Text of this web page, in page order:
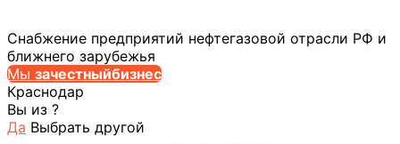
Снабжение предприятий нефтегазовой отрасли РФ и
ближнего зарубежья
Мы зачестныйбизнес
Краснодар
Вы из ?
Да Выбрать другой